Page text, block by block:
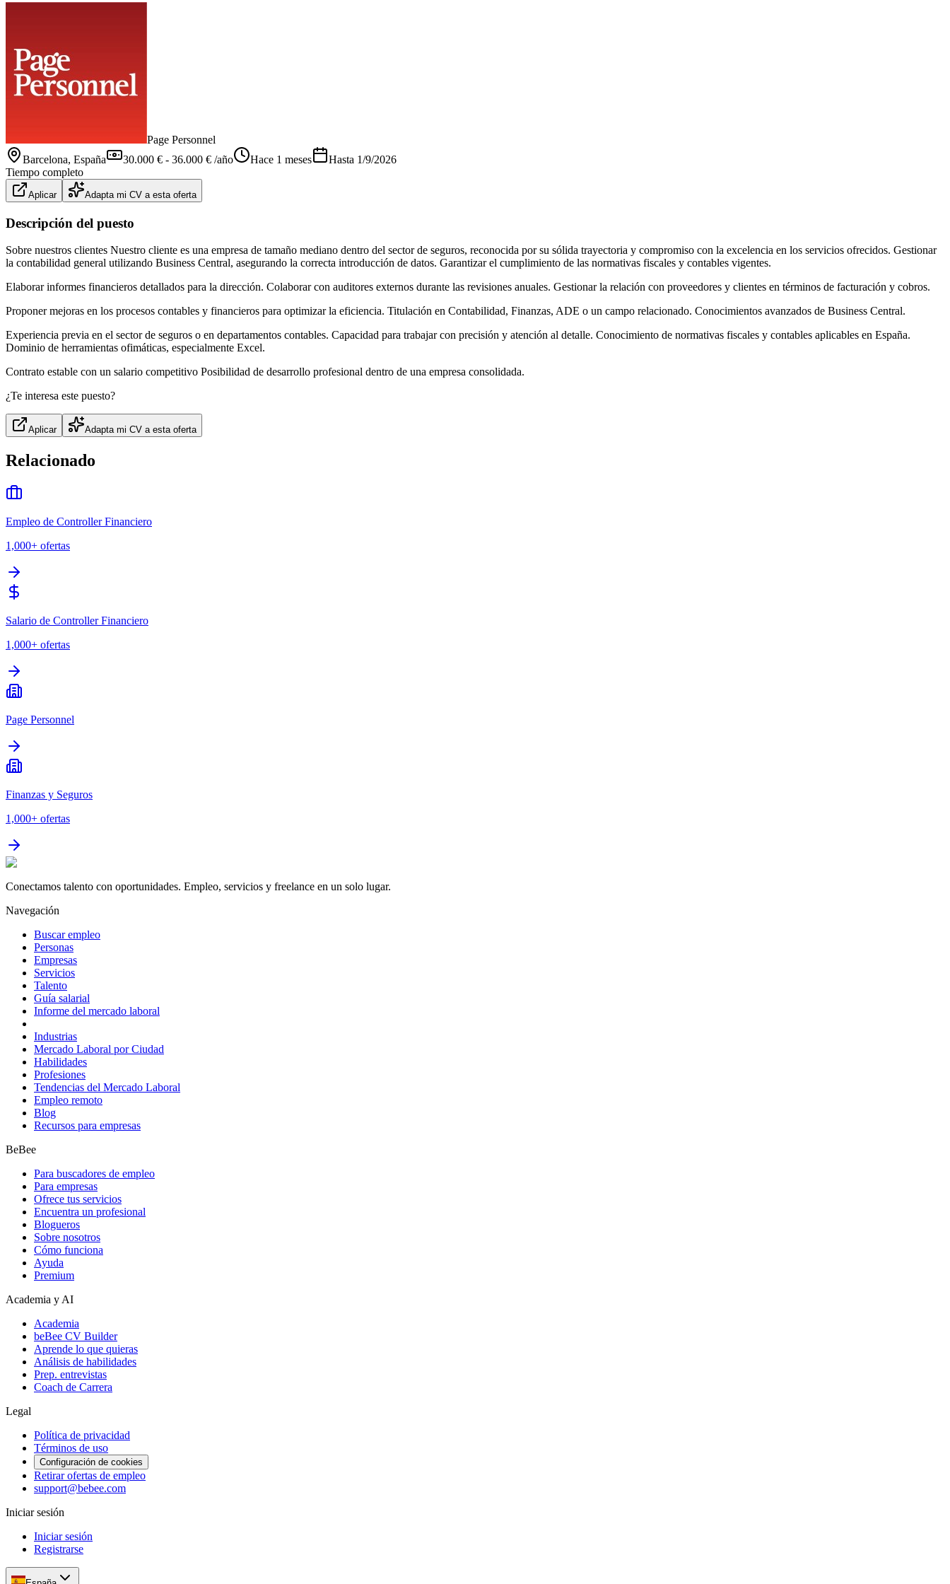
Page Personnel
Barcelona, España 30.000 € - 36.000 € /año Hace 1 meses Hasta 1/9/2026
Tiempo completo
Aplicar Adapta mi CV a esta oferta
Descripción del puesto
Sobre nuestros clientes Nuestro cliente es una empresa de tamaño mediano dentro del sector de seguros, reconocida por su sólida trayectoria y compromiso con la excelencia en los servicios ofrecidos. Gestionar
la contabilidad general utilizando Business Central, asegurando la correcta introducción de datos. Garantizar el cumplimiento de las normativas fiscales y contables vigentes.
Elaborar informes financieros detallados para la dirección. Colaborar con auditores externos durante las revisiones anuales. Gestionar la relación con proveedores y clientes en términos de facturación y cobros.
Proponer mejoras en los procesos contables y financieros para optimizar la eficiencia. Titulación en Contabilidad, Finanzas, ADE o un campo relacionado. Conocimientos avanzados de Business Central.
Experiencia previa en el sector de seguros o en departamentos contables. Capacidad para trabajar con precisión y atención al detalle. Conocimiento de normativas fiscales y contables aplicables en España.
Dominio de herramientas ofimáticas, especialmente Excel.
Contrato estable con un salario competitivo Posibilidad de desarrollo profesional dentro de una empresa consolidada.
¿Te interesa este puesto?
Aplicar Adapta mi CV a esta oferta
Relacionado
Empleo de Controller Financiero
1,000+ ofertas
Salario de Controller Financiero
1,000+ ofertas
Page Personnel
Finanzas y Seguros
1,000+ ofertas
Conectamos talento con oportunidades. Empleo, servicios y freelance en un solo lugar.
Navegación
Buscar empleo
Personas
Empresas
Servicios
Talento
Guía salarial
Informe del mercado laboral
Industrias
Mercado Laboral por Ciudad
Habilidades
Profesiones
Tendencias del Mercado Laboral
Empleo remoto
Blog
Recursos para empresas
BeBee
Para buscadores de empleo
Para empresas
Ofrece tus servicios
Encuentra un profesional
Blogueros
Sobre nosotros
Cómo funciona
Ayuda
Premium
Academia y AI
Academia
beBee CV Builder
Aprende lo que quieras
Análisis de habilidades
Prep. entrevistas
Coach de Carrera
Legal
Política de privacidad
Términos de uso
Configuración de cookies
Retirar ofertas de empleo
support@bebee.com
Iniciar sesión
Iniciar sesión
Registrarse